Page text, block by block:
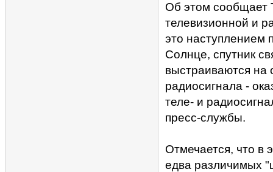
Об этом сообщает
телевизионной и
это наступлением
Солнце, спутник
выстраиваются
радиосигнала -
теле- и
пресс-службы.
Отмечается, что в
едва различимых